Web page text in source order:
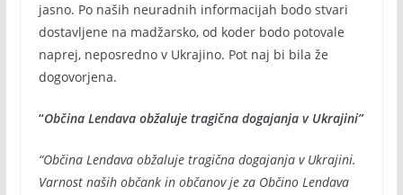
jasno. Po naših neuradnih informacijah bodo stvari
dostavljene na madžarsko, od koder bodo potovale
naprej, neposredno v Ukrajino. Pot naj bi bila že
dogovorjena.
“Občina Lendava obžaluje tragična dogajanja v Ukrajini”
“Občina Lendava obžaluje tragična dogajanja v Ukrajini.
Varnost naših občank in občanov je za Občino Lendava